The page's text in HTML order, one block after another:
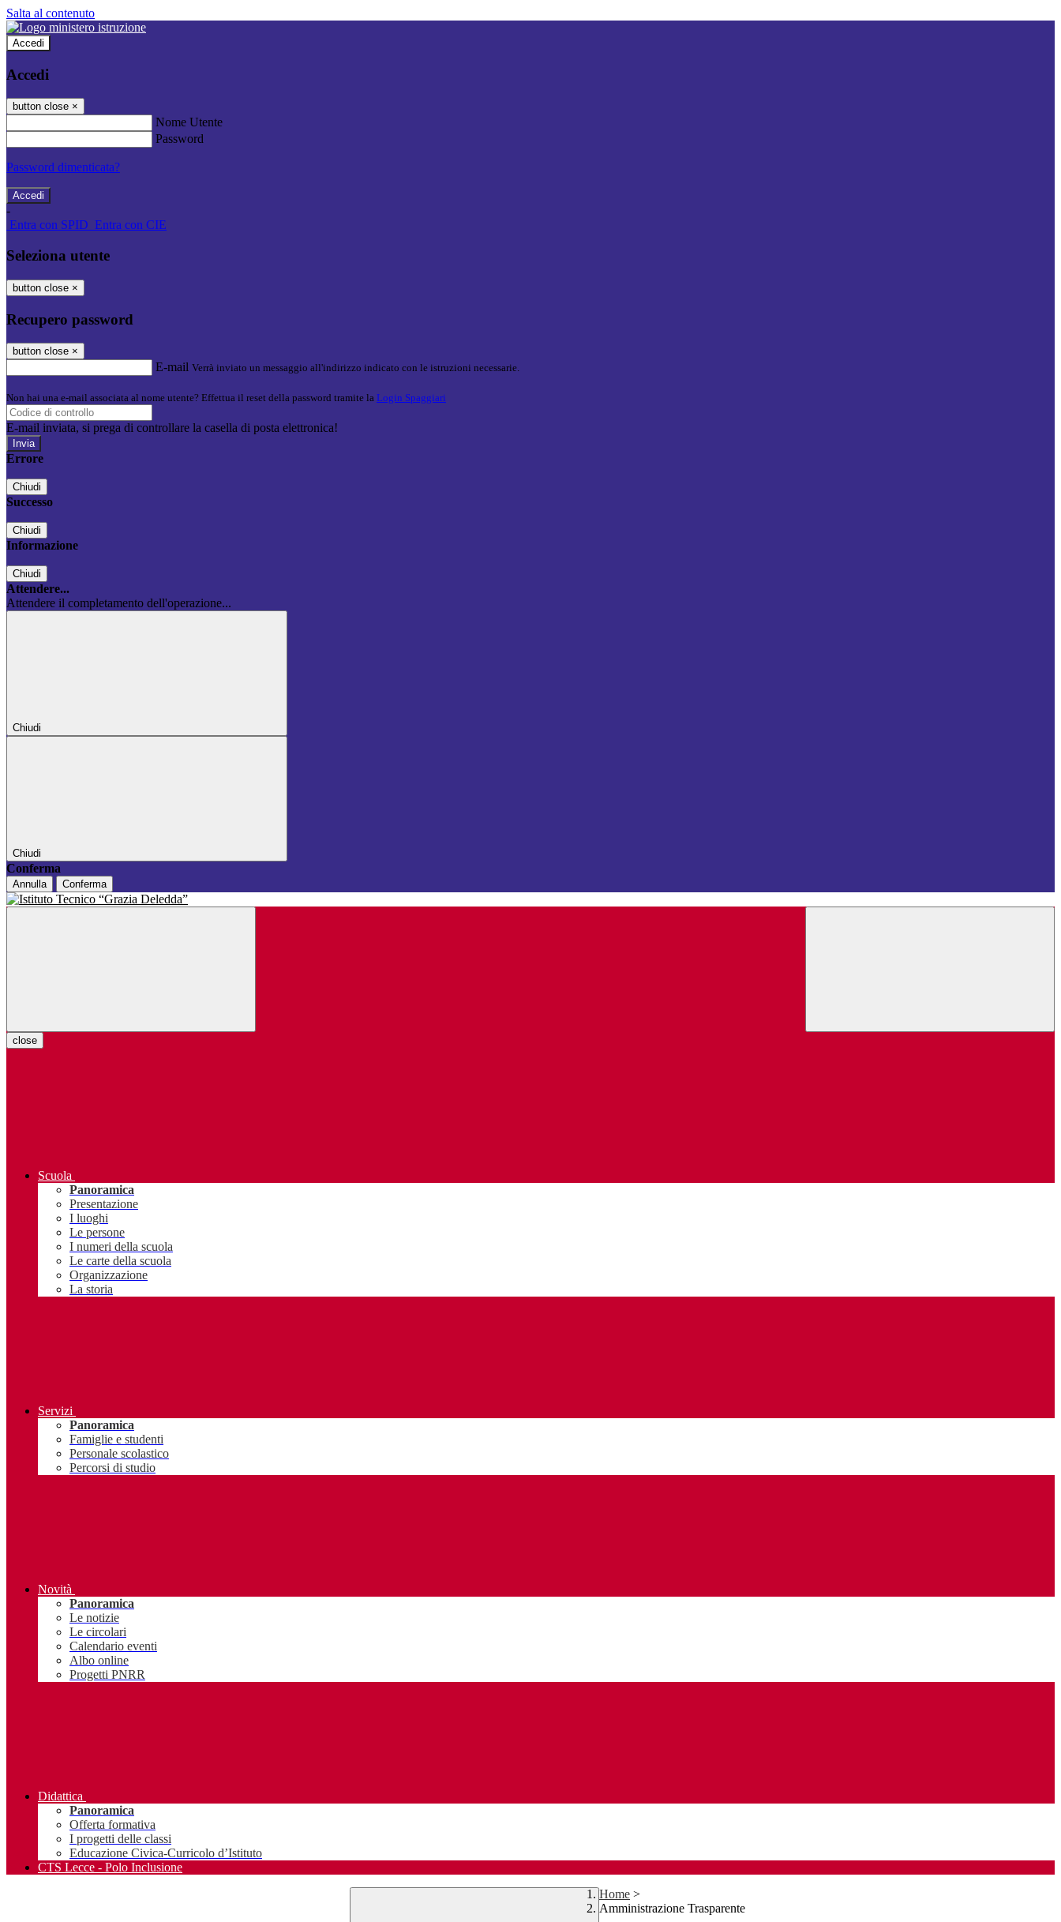
Salta al contenuto
Accedi
Accedi
button close ×
Nome Utente
Password
Password dimenticata?
-
Entra con SPID Entra con CIE
Seleziona utente
button close ×
Recupero password
button close ×
E-mail Verrà inviato un messaggio all'indirizzo indicato con le istruzioni necessarie.
Non hai una e-mail associata al nome utente? Effettua il reset della password tramite la Login Spaggiari
E-mail inviata, si prega di controllare la casella di posta elettronica!
Errore
Chiudi
Successo
Chiudi
Informazione
Chiudi
Attendere...
Attendere il completamento dell'operazione...
Chiudi
Chiudi
Conferma
Annulla Conferma
close
Scuola
Panoramica
Presentazione
I luoghi
Le persone
I numeri della scuola
Le carte della scuola
Organizzazione
La storia
Servizi
Panoramica
Famiglie e studenti
Personale scolastico
Percorsi di studio
Novità
Panoramica
Le notizie
Le circolari
Calendario eventi
Albo online
Progetti PNRR
Didattica
Panoramica
Offerta formativa
I progetti delle classi
Educazione Civica-Curricolo d’Istituto
CTS Lecce - Polo Inclusione
Home >
Amministrazione Trasparente